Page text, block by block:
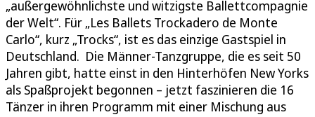
„außergewöhnlichste und witzigste Ballettcompagnie
der Welt“. Für „Les Ballets Trockadero de Monte
Carlo“, kurz „Trocks“, ist es das einzige Gastspiel in
Deutschland. Die Männer-Tanzgruppe, die es seit 50
Jahren gibt, hatte einst in den Hinterhöfen New Yorks
als Spaßprojekt begonnen – jetzt faszinieren die 16
Tänzer in ihren Programm mit einer Mischung aus